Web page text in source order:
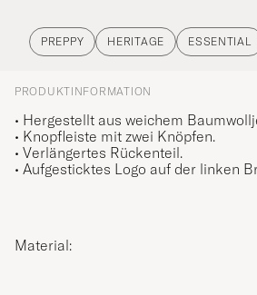
PREPPY HERITAGE ESSENTIAL
PRODUKTINFORMATION
• Hergestellt aus weichem
• Knopfleiste mit zwei Knöpfen.
• Verlängertes Rückenteil.
• Aufgesticktes Logo auf der linken
Material: